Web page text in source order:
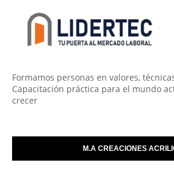
Formamos personas en valores,
Capacitación práctica para el mundo
crecer
M.A CREACIONES